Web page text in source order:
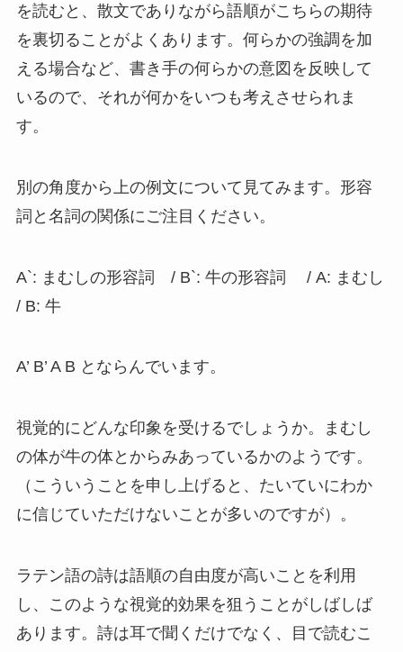
を読むと、散文でありながら語順がこちらの期待
を裏切ることがよくあります。何らかの強調を加
える場合など、書き手の何らかの意図を反映して
いるので、それが何かをいつも考えさせられま
す。
別の角度から上の例文について見てみます。形容
詞と名詞の関係にご注目ください。
A`: まむしの形容詞 / B`: 牛の形容詞 / A: まむし
/ B: 牛
A’ B’ A B とならんでいます。
視覚的にどんな印象を受けるでしょうか。まむし
の体が牛の体とからみあっているかのようです。
（こういうことを申し上げると、たいていにわか
に信じていただけないことが多いのですが）。
ラテン語の詩は語順の自由度が高いことを利用
し、このような視覚的効果を狙うことがしばしば
あります。詩は耳で聞くだけでなく、目で読むこ